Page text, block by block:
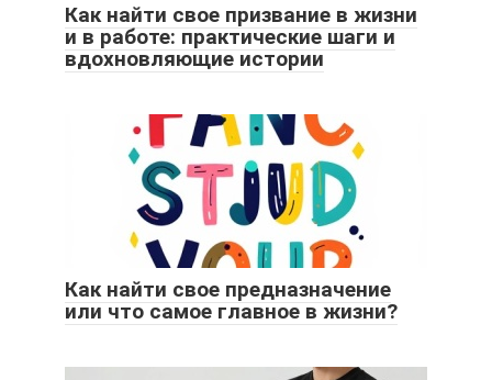
Как найти свое призвание в жизни
и в работе: практические шаги и
вдохновляющие истории
Как найти свое предназначение
или что самое главное в жизни?